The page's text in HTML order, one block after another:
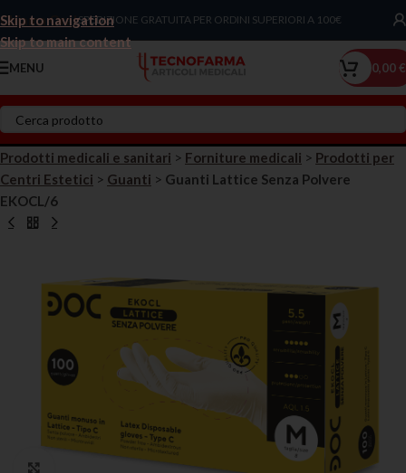
Skip to navigation
Skip to main content
Chiama Ora!SPEDIZIONE GRATUITA PER ORDINI SUPERIORI A 100€
MENU 0,00€
Prodotti medicali e sanitari > Forniture medicali > Prodotti per
Centri Estetici > Guanti > Guanti Lattice Senza Polvere
EKOCL/6